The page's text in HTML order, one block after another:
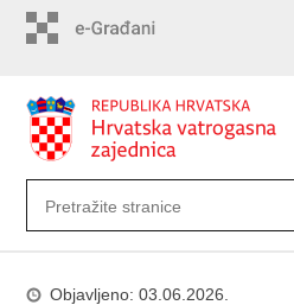
Objavljeno: 03.06.2026.